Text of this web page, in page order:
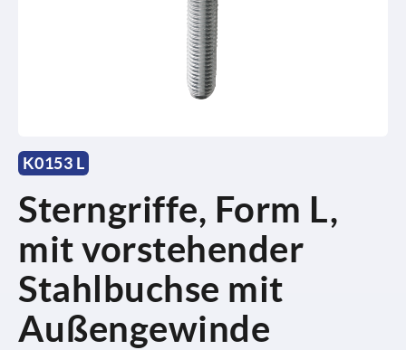
K0153 L
Sterngriffe, Form L,
mit vorstehender
Stahlbuchse mit
Außengewinde